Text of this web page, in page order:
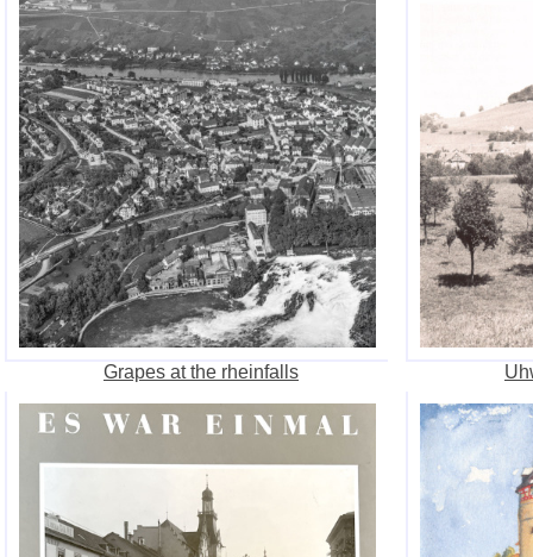
Grapes at the rheinfalls